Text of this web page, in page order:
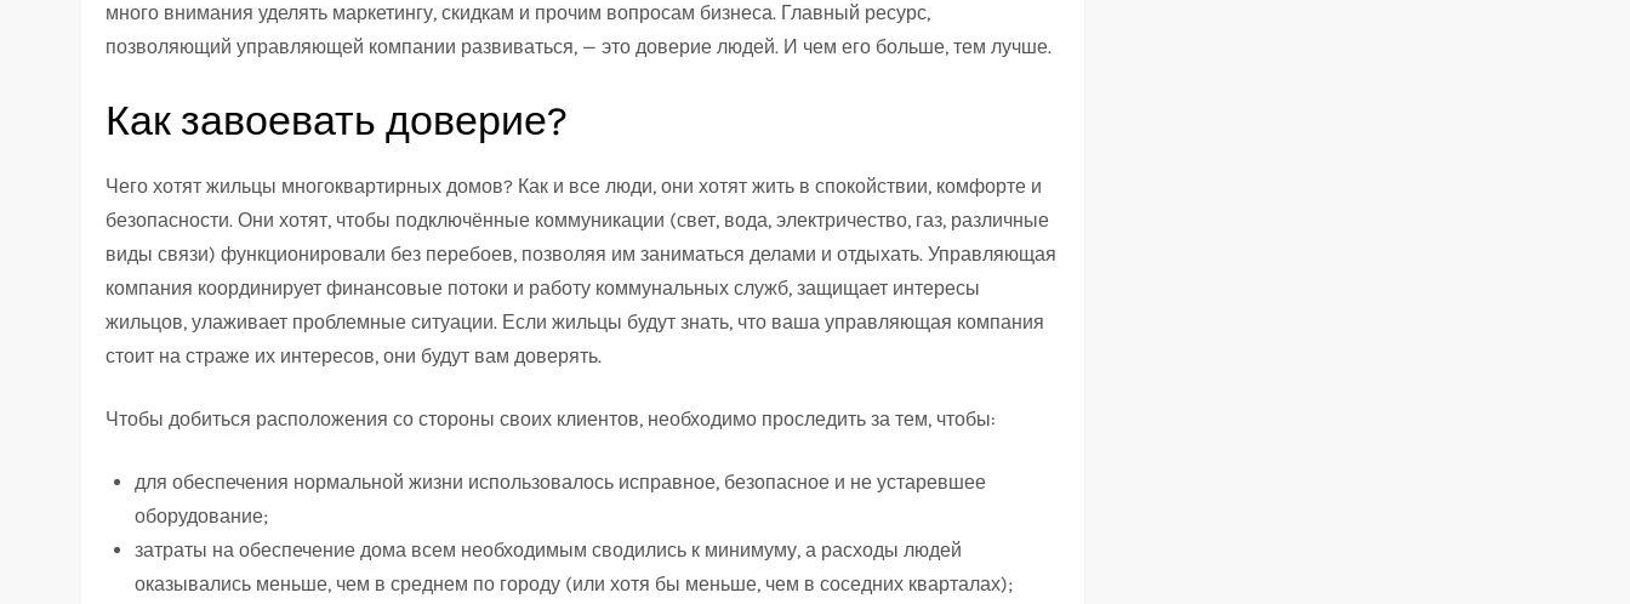
много внимания уделять маркетингу, скидкам и прочим вопросам бизнеса. Главный ресурс,
позволяющий управляющей компании развиваться, — это доверие людей. И чем его больше, тем лучше.
Как завоевать доверие?
Чего хотят жильцы многоквартирных домов? Как и все люди, они хотят жить в спокойствии, комфорте и
безопасности. Они хотят, чтобы подключённые коммуникации (свет, вода, электричество, газ, различные
виды связи) функционировали без перебоев, позволяя им заниматься делами и отдыхать. Управляющая
компания координирует финансовые потоки и работу коммунальных служб, защищает интересы
жильцов, улаживает проблемные ситуации. Если жильцы будут знать, что ваша управляющая компания
стоит на страже их интересов, они будут вам доверять.
Чтобы добиться расположения со стороны своих клиентов, необходимо проследить за тем, чтобы:
для обеспечения нормальной жизни использовалось исправное, безопасное и не устаревшее
оборудование;
затраты на обеспечение дома всем необходимым сводились к минимуму, а расходы людей
оказывались меньше, чем в среднем по городу (или хотя бы меньше, чем в соседних кварталах);